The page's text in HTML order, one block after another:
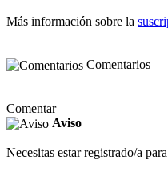
Más información sobre la
Comentarios
Comentar
Aviso
Necesitas estar registrado/a